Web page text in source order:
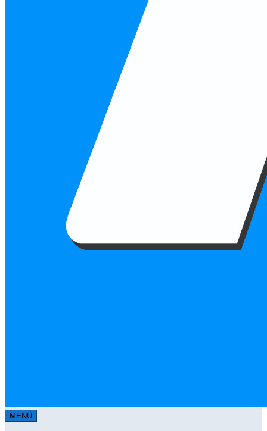
MENÜ